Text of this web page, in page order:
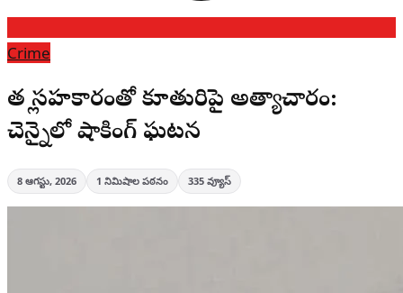
Crime
తల్లి సహకారంతో కూతురిపై అత్యాచారం:
చెన్నైలో షాకింగ్ ఘటన
8 ఆగస్టు, 2026 1 నిమిషాల పఠనం 335 వ్యూస్